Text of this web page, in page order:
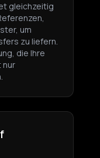
gleichzeitig
um
zu liefern.
die Ihre
nur